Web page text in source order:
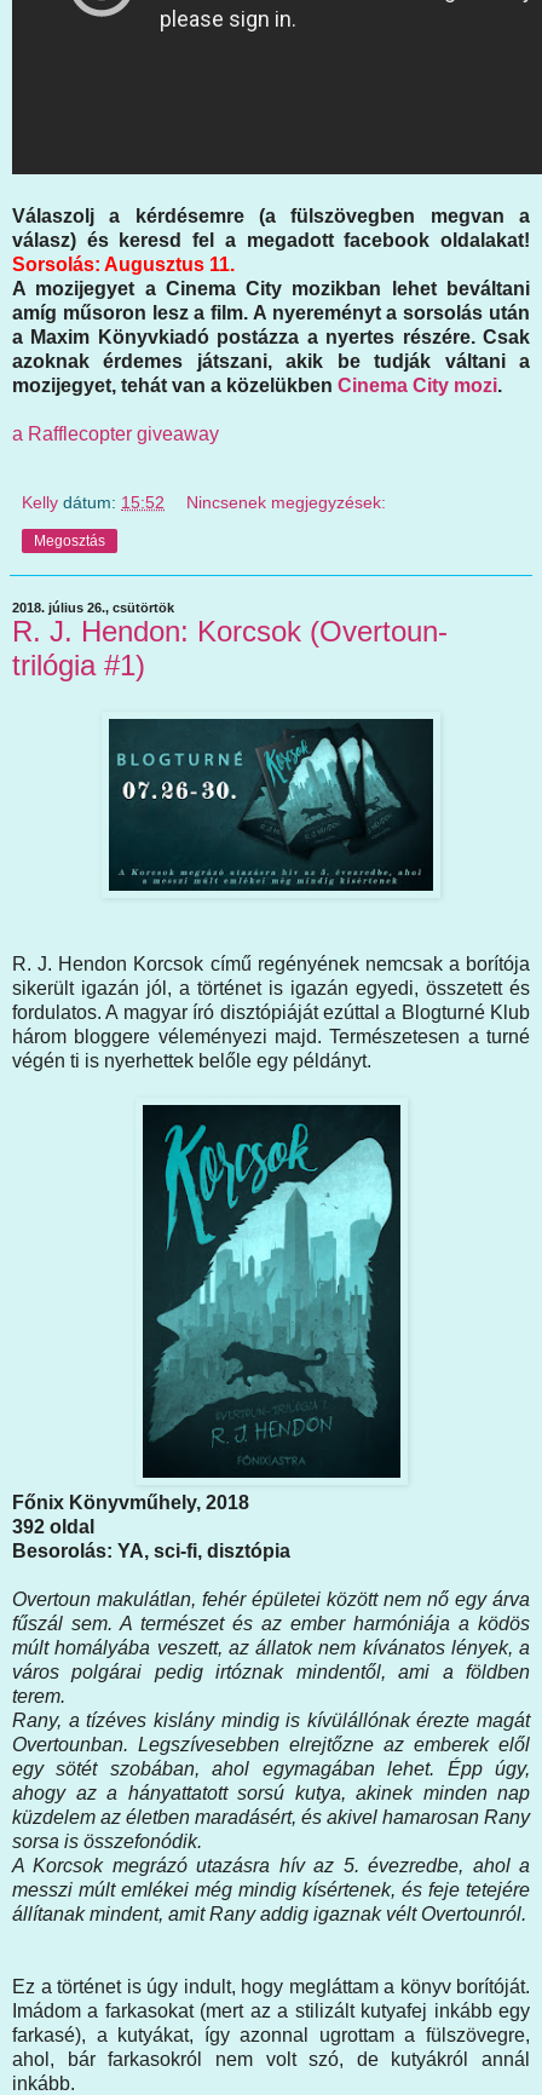
Válaszolj a kérdésemre (a fülszövegben megvan a
válasz) és keresd fel a megadott facebook oldalakat!
Sorsolás: Augusztus 11.
A mozijegyet a Cinema City mozikban lehet beváltani
amíg műsoron lesz a film. A nyereményt a sorsolás után
a Maxim Könyvkiadó postázza a nyertes részére. Csak
azoknak érdemes játszani, akik be tudják váltani a
mozijegyet, tehát van a közelükben Cinema City mozi.
a Rafflecopter giveaway
Kelly dátum: 15:52 Nincsenek megjegyzések:
Megosztás
2018. július 26., csütörtök
R. J. Hendon: Korcsok (Overtoun-
trilógia #1)
R. J. Hendon Korcsok című regényének nemcsak a borítója
sikerült igazán jól, a történet is igazán egyedi, összetett és
fordulatos. A magyar író disztópiáját ezúttal a Blogturné Klub
három bloggere véleményezi majd. Természetesen a turné
végén ti is nyerhettek belőle egy példányt.
Főnix Könyvműhely, 2018
392 oldal
Besorolás: YA, sci-fi, disztópia
Overtoun makulátlan, fehér épületei között nem nő egy árva
fűszál sem. A természet és az ember harmóniája a ködös
múlt homályába veszett, az állatok nem kívánatos lények, a
város polgárai pedig irtóznak mindentől, ami a földben
terem.
Rany, a tízéves kislány mindig is kívülállónak érezte magát
Overtounban. Legszívesebben elrejtőzne az emberek elől
egy sötét szobában, ahol egymagában lehet. Épp úgy,
ahogy az a hányattatott sorsú kutya, akinek minden nap
küzdelem az életben maradásért, és akivel hamarosan Rany
sorsa is összefonódik.
A Korcsok megrázó utazásra hív az 5. évezredbe, ahol a
messzi múlt emlékei még mindig kísértenek, és feje tetejére
állítanak mindent, amit Rany addig igaznak vélt Overtounról.
Ez a történet is úgy indult, hogy megláttam a könyv borítóját.
Imádom a farkasokat (mert az a stilizált kutyafej inkább egy
farkasé), a kutyákat, így azonnal ugrottam a fülszövegre,
ahol, bár farkasokról nem volt szó, de kutyákról annál
inkább.